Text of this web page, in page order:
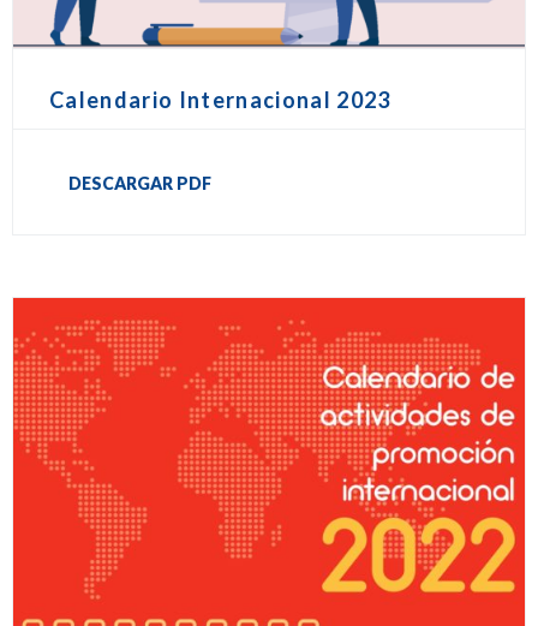
Calendario Internacional 2023
DESCARGAR PDF